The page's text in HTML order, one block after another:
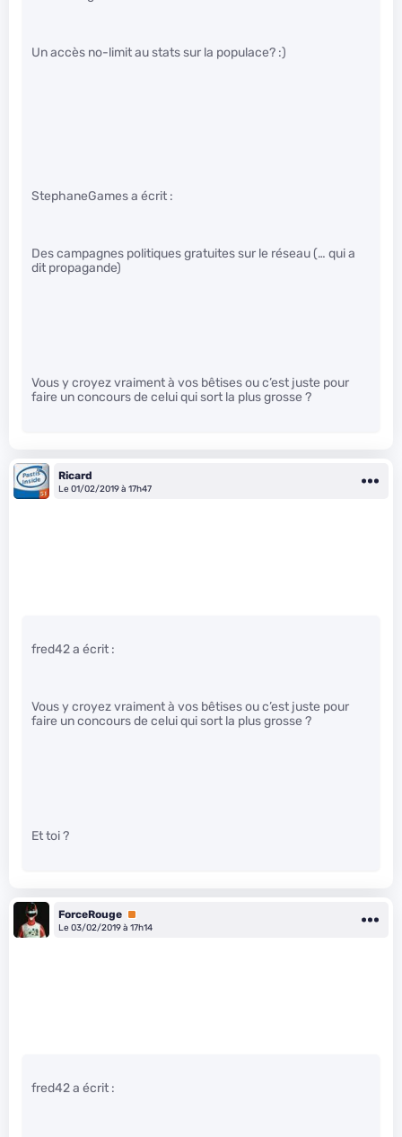
Un accès no-limit au stats sur la populace? :)
StephaneGames a écrit :
Des campagnes politiques gratuites sur le réseau (… qui a
dit propagande)
Vous y croyez vraiment à vos bêtises ou c’est juste pour
faire un concours de celui qui sort la plus grosse ?
Ricard
Le 01/02/2019 à 17h47
fred42 a écrit :
Vous y croyez vraiment à vos bêtises ou c’est juste pour
faire un concours de celui qui sort la plus grosse ?
Et toi ?
ForceRouge Premium
Le 03/02/2019 à 17h14
fred42 a écrit :